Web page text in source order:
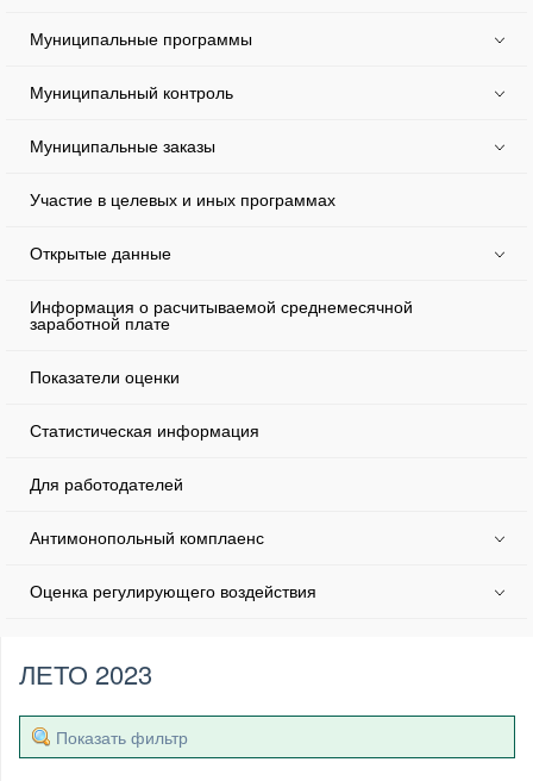
Муниципальные программы
Муниципальный контроль
Муниципальные заказы
Участие в целевых и иных программах
Открытые данные
Информация о расчитываемой среднемесячной
заработной плате
Показатели оценки
Статистическая информация
Для работодателей
Антимонопольный комплаенс
Оценка регулирующего воздействия
ЛЕТО 2023
Показать фильтр